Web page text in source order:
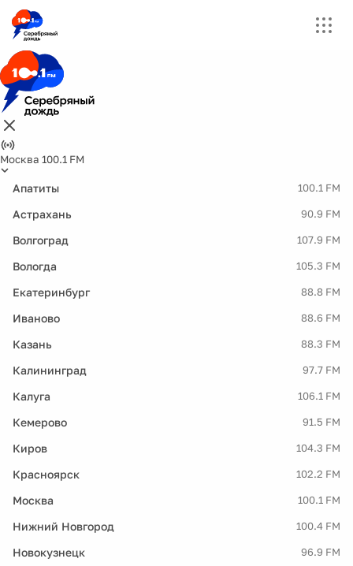
Москва 100.1 FM
Апатиты 100.1 FM
Астрахань 90.9 FM
Волгоград 107.9 FM
Вологда 105.3 FM
Екатеринбург 88.8 FM
Иваново 88.6 FM
Казань 88.3 FM
Калининград 97.7 FM
Калуга 106.1 FM
Кемерово 91.5 FM
Киров 104.3 FM
Красноярск 102.2 FM
Москва 100.1 FM
Нижний Новгород 100.4 FM
Новокузнецк 96.9 FM